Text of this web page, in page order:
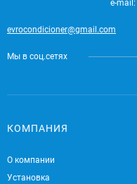
e-mail:
evrocondicioner@gmail.com
Мы в соц.сетях
КОМПАНИЯ
О компании
Установка